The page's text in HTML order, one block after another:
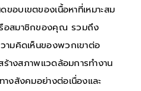
อบเขตของเนื้อหาที่เหมาะสม
อสมาชิกของคุณ รวมถึง
ามคิดเห็นของพวกเขาต่อ
ร้างสภาพแวดล้อมการทำงาน
งสังคมอย่างต่อเนื่องและ